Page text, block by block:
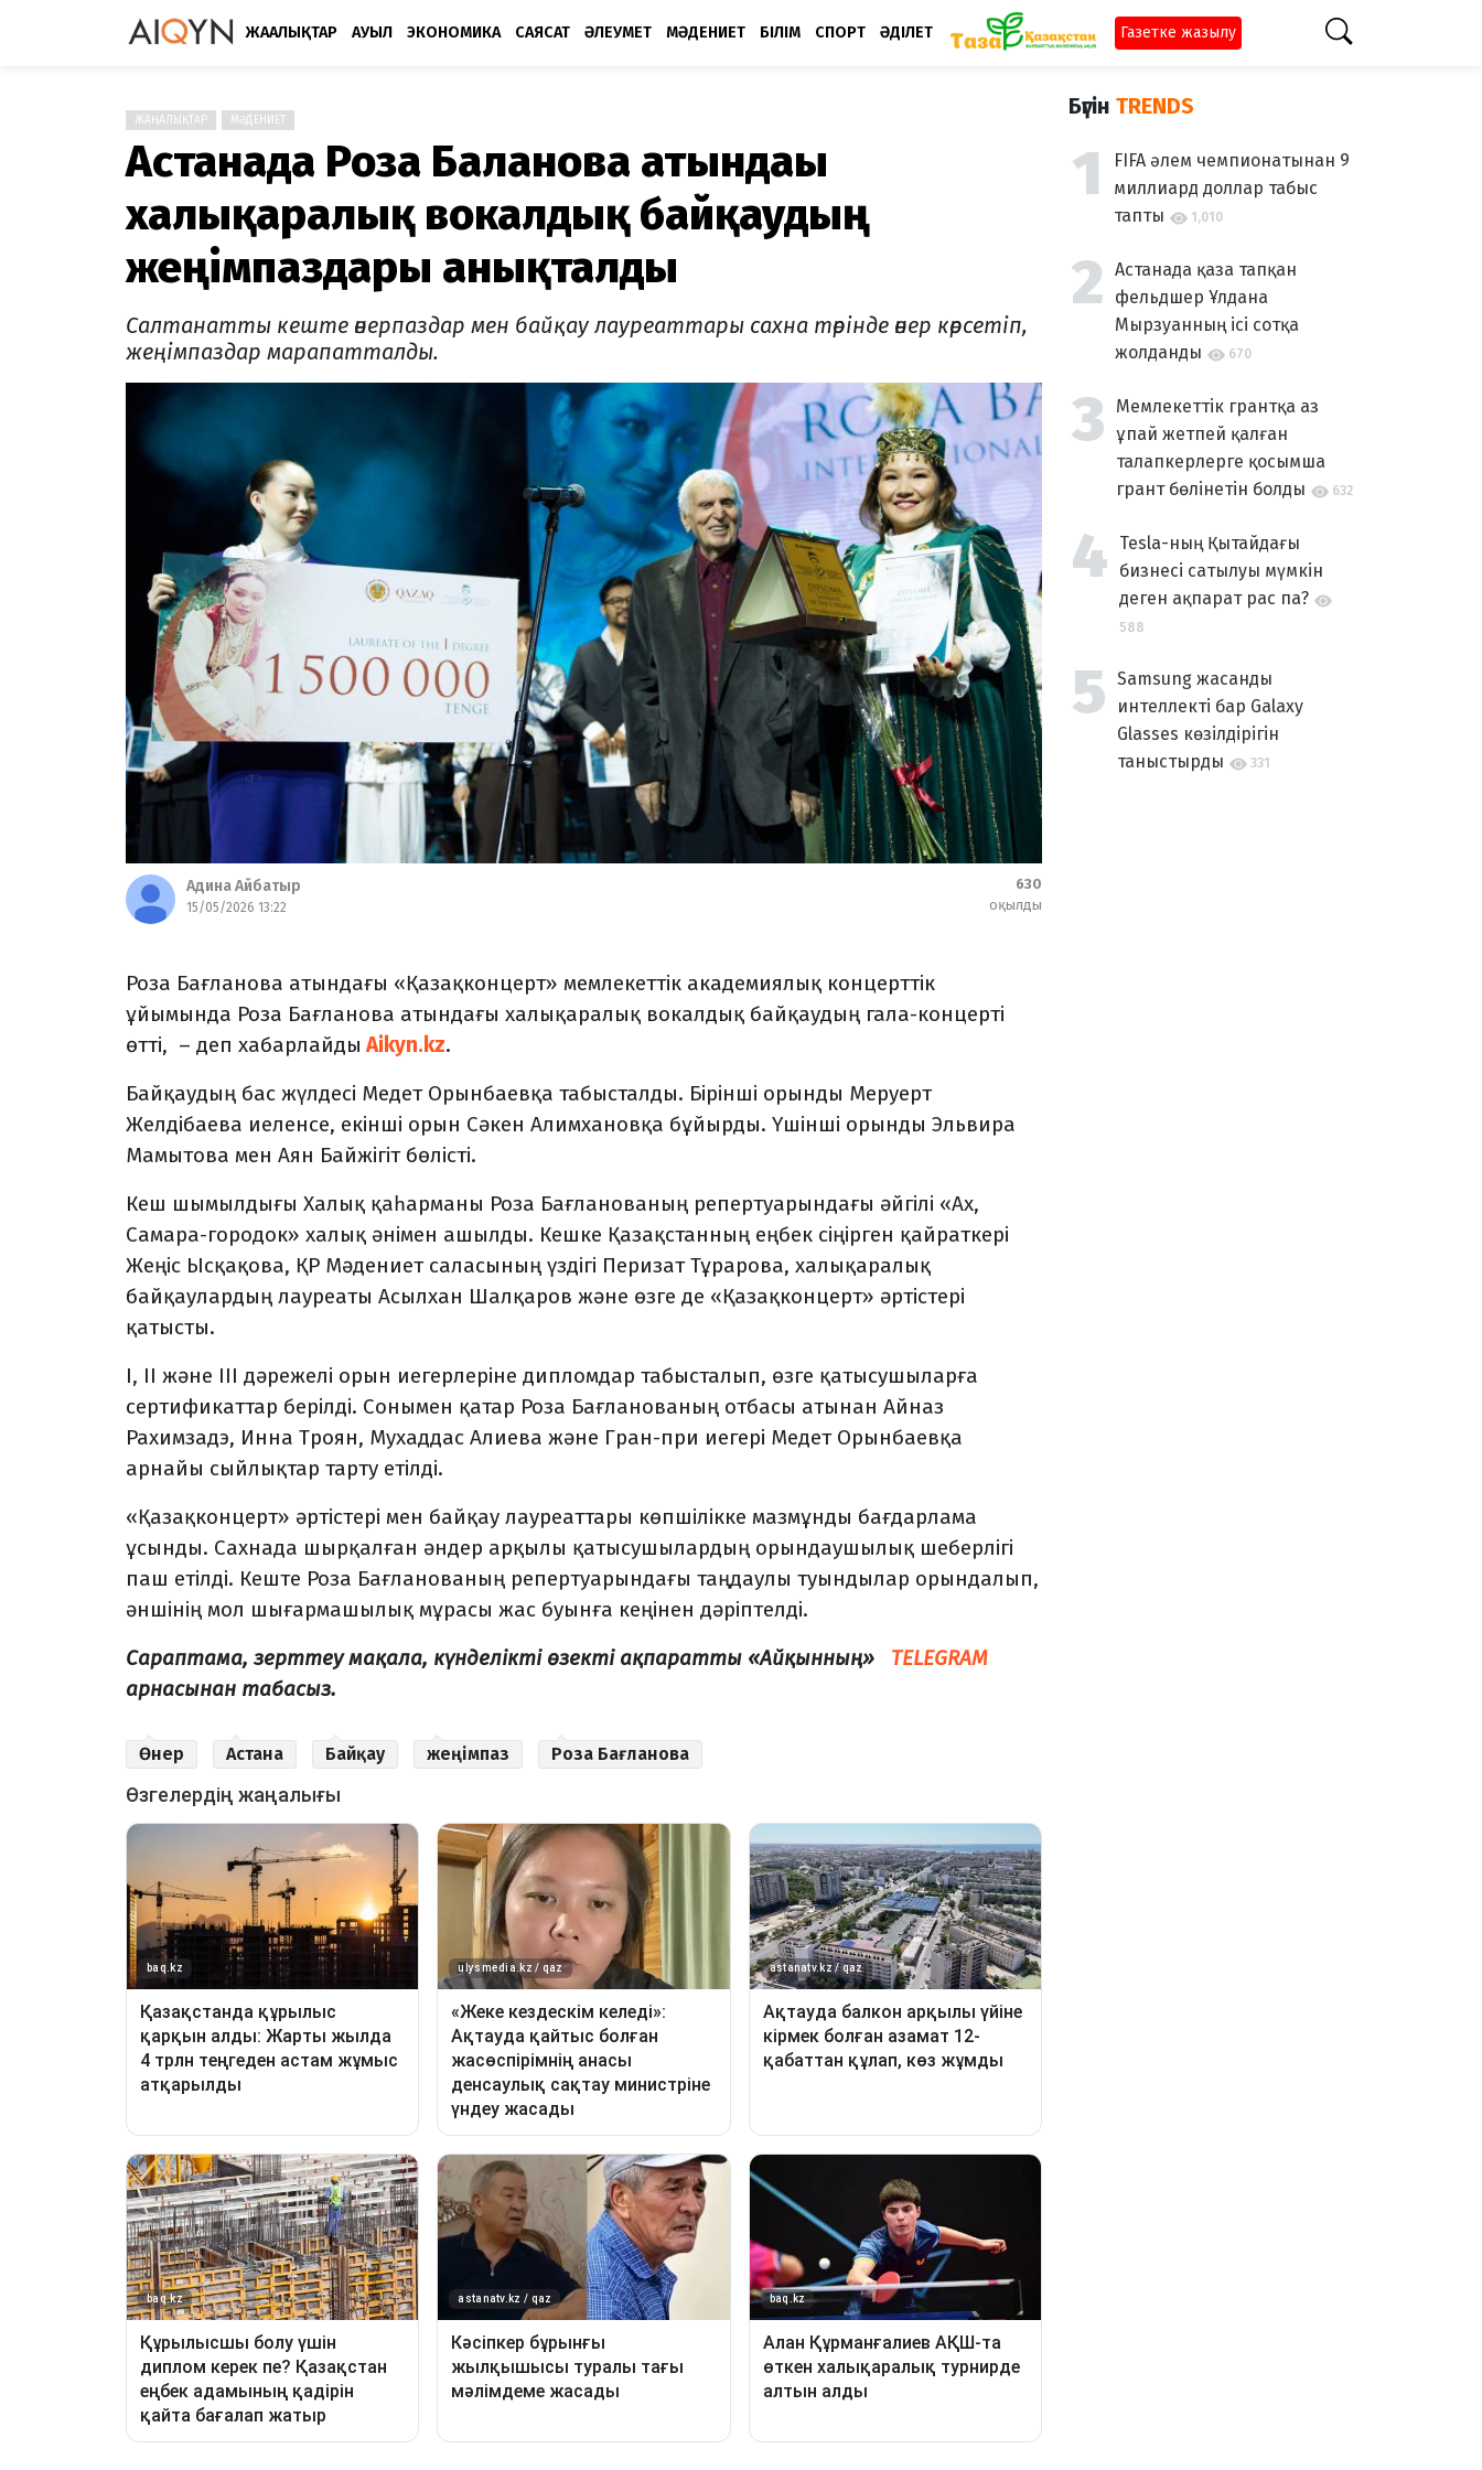
ЖАҢАЛЫҚТАР АУЫЛ ЭКОНОМИКА САЯСАТ ӘЛЕУМЕТ МӘДЕНИЕТ БІЛІМ СПОРТ ӘДІЛЕТ Газетке жазылу
ЖАҢАЛЫҚТАР МӘДЕНИЕТ
Астанада Роза Бағланова атындағы
халықаралық вокалдық байқаудың
жеңімпаздары анықталды
Салтанатты кеште өнерпаздар мен байқау лауреаттары сахна төрінде өнер көрсетіп,
жеңімпаздар марапатталды.
Адина Айбатыр
15/05/2026 13:22
630
оқылды
Роза Бағланова атындағы «Қазақконцерт» мемлекеттік академиялық концерттік
ұйымында Роза Бағланова атындағы халықаралық вокалдық байқаудың гала-концерті
өтті, – деп хабарлайды Aikyn.kz.
Байқаудың бас жүлдесі Медет Орынбаевқа табысталды. Бірінші орынды Меруерт
Желдібаева иеленсе, екінші орын Сәкен Алимхановқа бұйырды. Үшінші орынды Эльвира
Мамытова мен Аян Байжігіт бөлісті.
Кеш шымылдығы Халық қаһарманы Роза Бағланованың репертуарындағы әйгілі «Ах,
Самара-городок» халық әнімен ашылды. Кешке Қазақстанның еңбек сіңірген қайраткері
Жеңіс Ысқақова, ҚР Мәдениет саласының үздігі Перизат Тұрарова, халықаралық
байқаулардың лауреаты Асылхан Шалқаров және өзге де «Қазақконцерт» әртістері
қатысты.
I, II және III дәрежелі орын иегерлеріне дипломдар табысталып, өзге қатысушыларға
сертификаттар берілді. Сонымен қатар Роза Бағланованың отбасы атынан Айназ
Рахимзадэ, Инна Троян, Мухаддас Алиева және Гран-при иегері Медет Орынбаевқа
арнайы сыйлықтар тарту етілді.
«Қазақконцерт» әртістері мен байқау лауреаттары көпшілікке мазмұнды бағдарлама
ұсынды. Сахнада шырқалған әндер арқылы қатысушылардың орындаушылық шеберлігі
паш етілді. Кеште Роза Бағланованың репертуарындағы таңдаулы туындылар орындалып,
әншінің мол шығармашылық мұрасы жас буынға кеңінен дәріптелді.
Сараптама, зерттеу мақала, күнделікті өзекті ақпаратты «Айқынның»
TELEGRAM
арнасынан табасыз.
Өнер Астана Байқау жеңімпаз Роза Бағланова
Бүгін TRENDS
FIFA әлем чемпионатынан 9
миллиард доллар табыс
тапты
1,010
Астанада қаза тапқан
фельдшер Ұлдана
Мырзуанның ісі сотқа
жолданды
670
Мемлекеттік грантқа аз
ұпай жетпей қалған
талапкерлерге қосымша
грант бөлінетін болды
632
Tesla-ның Қытайдағы
бизнесі сатылуы мүмкін
деген ақпарат рас па?
588
Samsung жасанды
интеллекті бар Galaxy
Glasses көзілдірігін
таныстырды
331